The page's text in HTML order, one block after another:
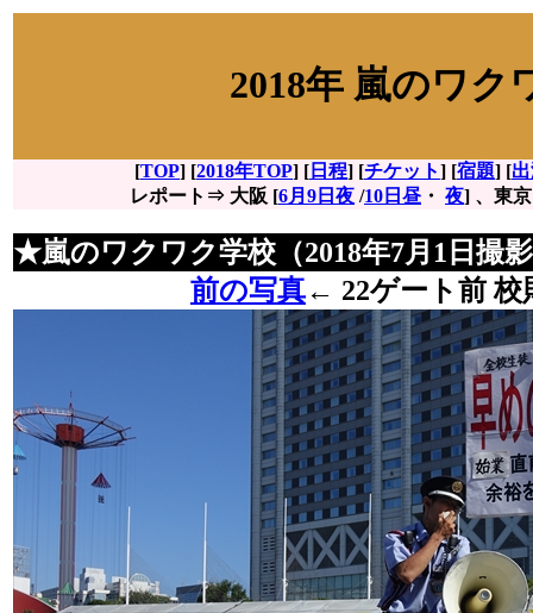
2018年 嵐のワク
[TOP] [2018年TOP] [ 日程] [チケット] [宿題] [
レポート⇒ 大阪 [6月9日夜 /10日昼 ・ 夜] 、東
★嵐のワクワク学校（2018年7月1日撮
前の写真← 22ゲート前 校